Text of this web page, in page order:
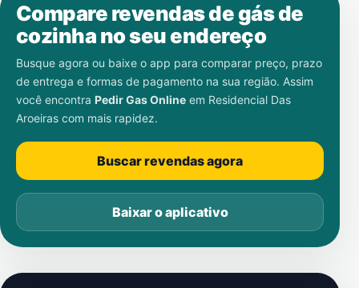
Compare revendas de gás de
cozinha no seu endereço
Busque agora ou baixe o app para comparar preço, prazo
de entrega e formas de pagamento na sua região. Assim
você encontra Pedir Gas Online em Residencial Das
Aroeiras com mais rapidez.
Buscar revendas agora
Baixar o aplicativo